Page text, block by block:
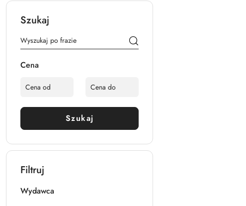
Szukaj
Cena
Szukaj
Filtruj
Wydawca